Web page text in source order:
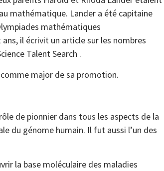
mathématique. Lander a été capitaine
mathématiques
il écrivit un article sur les nombres
Talent Search .
major de sa promotion.
de pionnier dans tous les aspects de la
du génome humain. Il fut aussi l’un des
la base moléculaire des maladies